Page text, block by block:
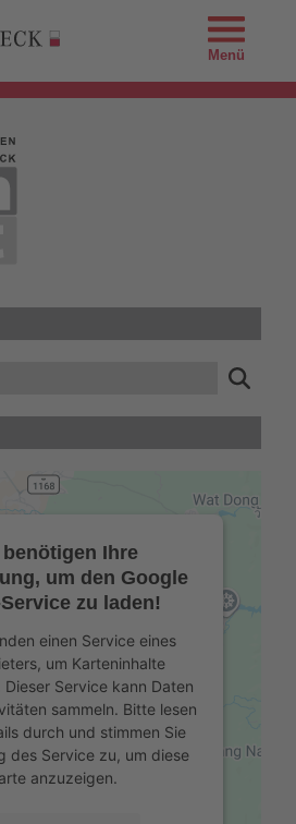
Menü
Ihre
um den Google
zu laden!
einen Service eines
um Karteninhalte
Service kann Daten
sammeln. Bitte lesen
durch und stimmen Sie
des Service zu, um diese
anzuzeigen.